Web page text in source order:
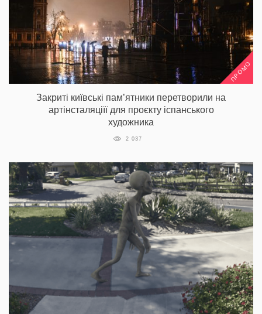
ПРОМО
Закриті київські пам’ятники перетворили на
артінсталяціїї для проєкту іспанського
художника
2 037